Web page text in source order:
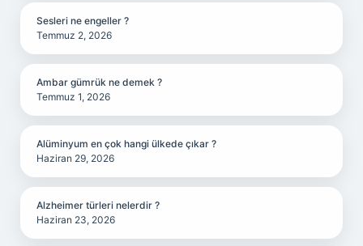
Sesleri ne engeller ?
Temmuz 2, 2026
Ambar gümrük ne demek ?
Temmuz 1, 2026
Alüminyum en çok hangi ülkede çıkar ?
Haziran 29, 2026
Alzheimer türleri nelerdir ?
Haziran 23, 2026